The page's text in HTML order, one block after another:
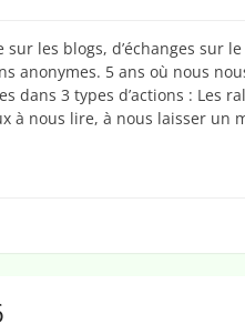
les blogs, d’échanges sur
anonymes. 5 ans où nous
3 types d’actions : Les
à nous lire, à nous laisser un